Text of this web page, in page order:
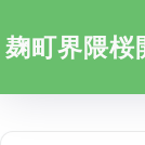
麹町界隈桜